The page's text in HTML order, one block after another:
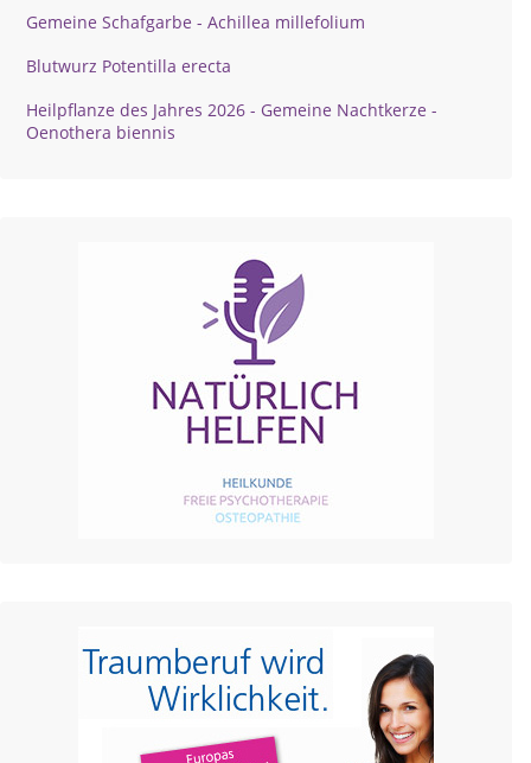
Gemeine Schafgarbe - Achillea millefolium
Blutwurz Potentilla erecta
Heilpflanze des Jahres 2026 - Gemeine Nachtkerze -
Oenothera biennis